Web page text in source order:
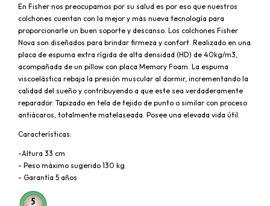
En Fisher nos preocupamos por su salud es por eso que nuestros
colchones cuentan con la mejor y más nueva tecnología para
proporcionarle un buen soporte y descanso. Los colchones Fisher
Nova son diseñados para brindar firmeza y confort. Realizado en una
placa de espuma extra rígida de alta densidad (HD) de 40kg/m3,
acompañada de un pillow con placa Memory Foam. La espuma
viscoelástica rebaja la presión muscular al dormir, incrementando la
calidad del sueño y contribuyendo a que este sea verdaderamente
reparador. Tapizado en tela de tejido de punto o similar con proceso
antiácaros, totalmente matelaseada. Posee una elevada vida útil.
Características:
-Altura 33 cm
- Peso máximo sugerido 130 kg
- Garantía 5 años